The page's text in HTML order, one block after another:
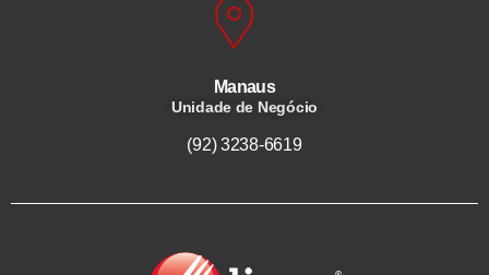
Manaus
Unidade de Negócio
(92) 3238-6619